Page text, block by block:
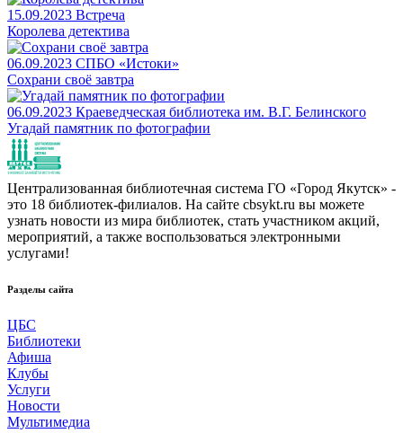
15.09.2023 Встреча
Королева детектива
06.09.2023 СПБО «Истоки»
Сохрани своё завтра
06.09.2023 Краеведческая библиотека им. В.Г. Белинского
Угадай памятник по фотографии
Централизованная библиотечная система ГО «Город Якутск» -
это 18 библиотек-филиалов. На сайте cbsykt.ru вы можете
узнать новости из мира библиотек, стать участником акций,
мероприятий, а также воспользоваться электронными
услугами!
Разделы сайта
ЦБС
Библиотеки
Афиша
Клубы
Услуги
Новости
Мультимедиа